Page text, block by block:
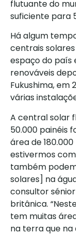
flutuante do
suficiente para
Há algum
centrais
espaço do país
renováveis
Fukushima, em
várias
A central solar
50.000 painéis
área de
estivermos
também
solares] na
consultor
britânica.
tem muitas
na terra que na